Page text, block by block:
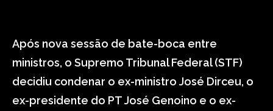
Após nova sessão de bate-boca entre
ministros, o Supremo Tribunal Federal (STF)
decidiu condenar o ex-ministro José Dirceu, o
ex-presidente do PT José Genoino e o ex-